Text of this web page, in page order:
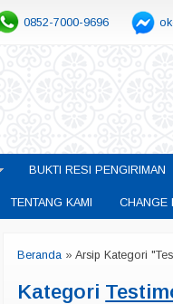
0852-7000-9696
BUKTI RESI PENGIRIMAN
TENTANG KAMI CHANGE
Beranda »Arsip Kategori
Kategori